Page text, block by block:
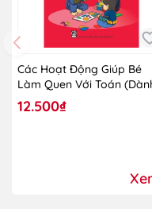
Các Hoạt Động Giúp Bé
Làm Quen Với Toán
Cho Trẻ Lớp Mẫu Giáo
Ghép)
12.500₫